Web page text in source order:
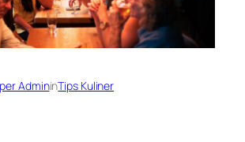
AdmininTips Kuliner